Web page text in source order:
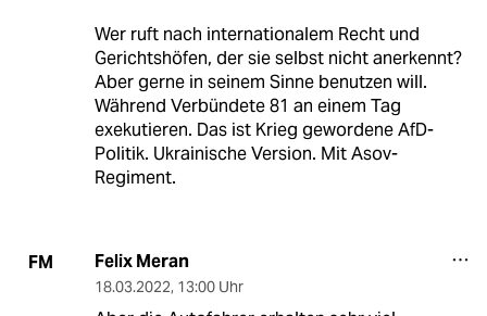
Wer ruft nach internationalem Recht und
Gerichtshöfen, der sie selbst nicht anerkennt?
Aber gerne in seinem Sinne benutzen will.
Während Verbündete 81 an einem Tag
exekutieren. Das ist Krieg gewordene AfD-
Politik. Ukrainische Version. Mit Asov-
Regiment.
FM Felix Meran
18.03.2022, 13:00 Uhr